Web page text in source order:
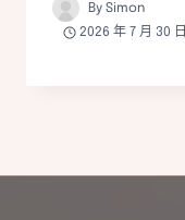
By Simon
2026 年 7 月 30 日